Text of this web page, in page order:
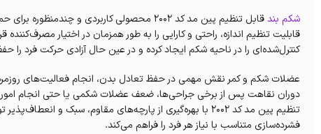
شکم بند
قابل تنظیم پین مد کد 2002 محصولی کاربردی
قابلیت تنظیم اندازه، راحتی و کارایی را به طور همزمان در اختیار
کنترل‌شده‌ای را در ناحیه شکم ایجاد کرده و در عین حال آزادی حرکت فرد را
عضلات شکم و کمر نقش مهمی در حفظ تعادل بدن، انجام فعالیت‌های
دوران نقاهت پس از برخی جراحی‌ها، ضعف عضلات شکمی یا حتی انجام
تنظیم پین مد کد 2002 با بهره‌گیری از پارچه‌های مقاوم،
فشرده‌سازی متناسب با نیاز هر فرد را فراهم می‌کند.